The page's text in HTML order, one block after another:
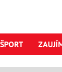
ŠPORT